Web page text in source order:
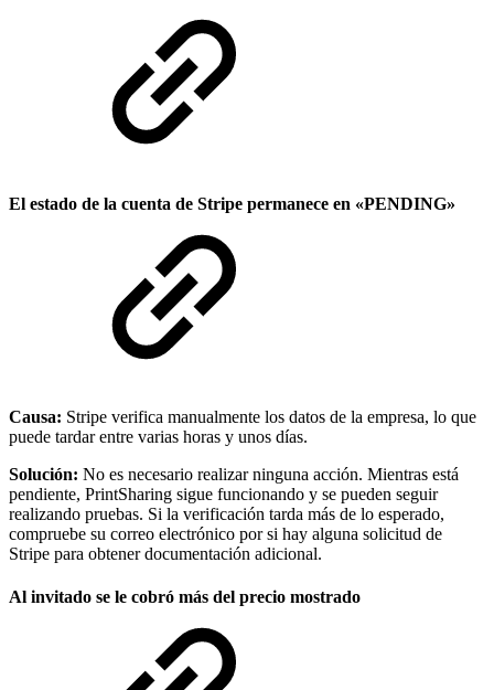
El estado de la cuenta de Stripe permanece en «PENDING»
Causa: Stripe verifica manualmente los datos de la empresa, lo que
puede tardar entre varias horas y unos días.
Solución: No es necesario realizar ninguna acción. Mientras está
pendiente, PrintSharing sigue funcionando y se pueden seguir
realizando pruebas. Si la verificación tarda más de lo esperado,
compruebe su correo electrónico por si hay alguna solicitud de
Stripe para obtener documentación adicional.
Al invitado se le cobró más del precio mostrado